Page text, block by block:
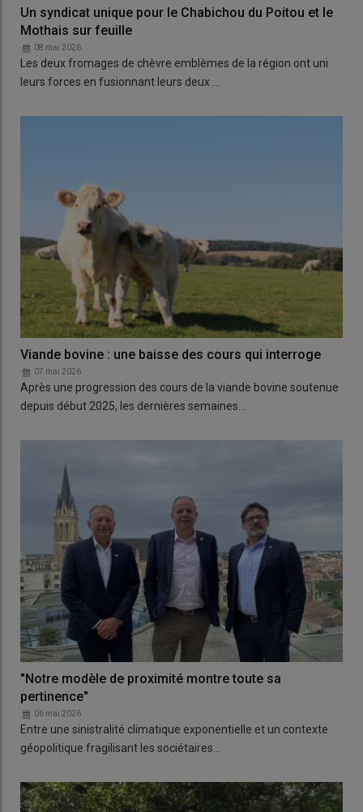
Un syndicat unique pour le Chabichou du Poitou et le
Mothais sur feuille
08 mai 2026
Les deux fromages de chèvre emblèmes de la région ont uni
leurs forces en fusionnant leurs deux …
Viande bovine : une baisse des cours qui interroge
07 mai 2026
Après une progression des cours de la viande bovine soutenue
depuis début 2025, les dernières semaines…
"Notre modèle de proximité montre toute sa
pertinence"
06 mai 2026
Entre une sinistralité climatique exponentielle et un contexte
géopolitique fragilisant les sociétaires…